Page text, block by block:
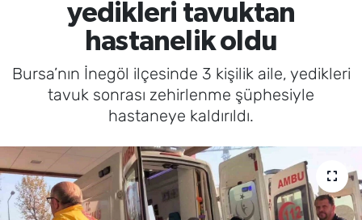
yedikleri tavuktan
hastanelik oldu
Bursa’nın İnegöl ilçesinde 3 kişilik aile, yedikleri
tavuk sonrası zehirlenme şüphesiyle
hastaneye kaldırıldı.